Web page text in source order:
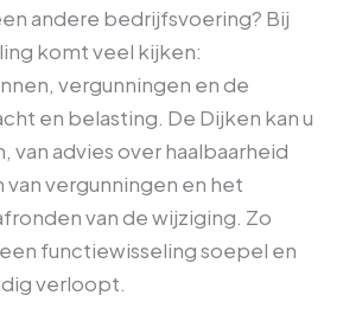
andere bedrijfsvoering? Bij
komt veel kijken:
vergunningen en de
en belasting. De Dijken kan u
van advies over haalbaarheid
vergunningen en het
van de wijziging. Zo
functiewisseling soepel en
verloopt.